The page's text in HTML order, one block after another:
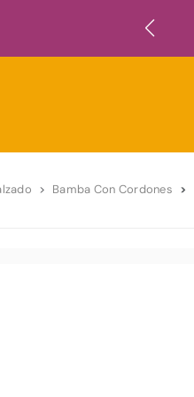
Bamba Con Cordones